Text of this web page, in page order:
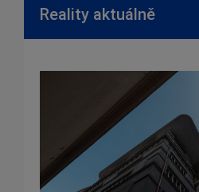
Reality aktuálně